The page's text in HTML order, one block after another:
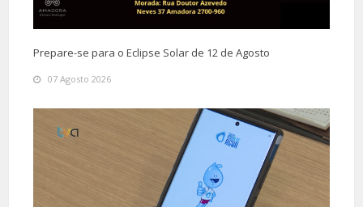
Prepare-se para o Eclipse Solar de 12 de Agosto
07 Agosto 2026